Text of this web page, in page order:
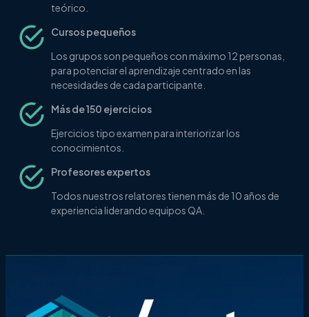
teórico.
Cursos pequeños
Los grupos son pequeños con máximo 12 personas,
para potenciar el aprendizaje centrado en las
necesidades de cada participante.
Más de 150 ejercicios
Ejercicios tipo examen para interiorizar los
conocimientos.
Profesores expertos
Todos nuestros relatores tienen más de 10 años de
experiencia liderando equipos QA.